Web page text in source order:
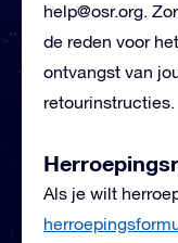
help@osr.org.
de reden voor
ontvangst van
retourinstructies.
Als je wilt